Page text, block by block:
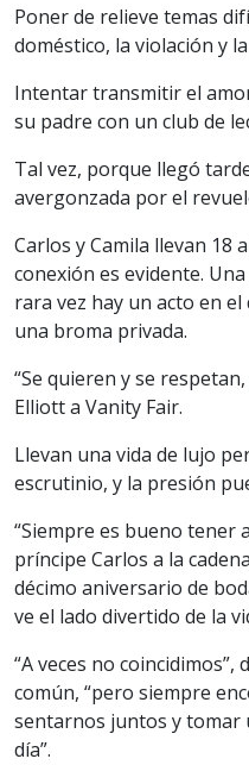
Poner de relieve temas
doméstico, la violación y
Intentar transmitir el
su padre con un club de
Tal vez, porque llegó
avergonzada por el
Carlos y Camila llevan 18
conexión es evidente.
rara vez hay un acto en
una broma privada.
“Se quieren y se
Elliott a Vanity Fair.
Llevan una vida de lujo
escrutinio, y la presión
“Siempre es bueno tener
príncipe Carlos a la
décimo aniversario de
ve el lado divertido de la
“A veces no
común, “pero siempre
sentarnos juntos y tomar
día”.